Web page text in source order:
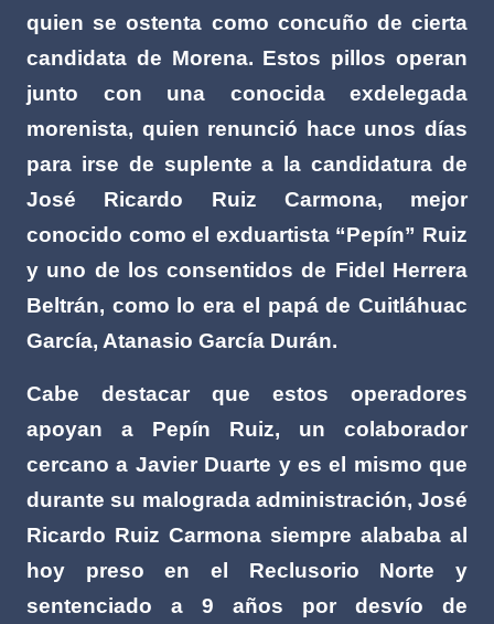
quien se ostenta como concuño de cierta
candidata de Morena. Estos pillos operan
junto con una conocida exdelegada
morenista, quien renunció hace unos días
para irse de suplente a la candidatura de
José Ricardo Ruiz Carmona, mejor
conocido como el exduartista “Pepín” Ruiz
y uno de los consentidos de Fidel Herrera
Beltrán, como lo era el papá de Cuitláhuac
García, Atanasio García Durán.
Cabe destacar que estos operadores
apoyan a Pepín Ruiz, un colaborador
cercano a Javier Duarte y es el mismo que
durante su malograda administración, José
Ricardo Ruiz Carmona siempre alababa al
hoy preso en el Reclusorio Norte y
sentenciado a 9 años por desvío de